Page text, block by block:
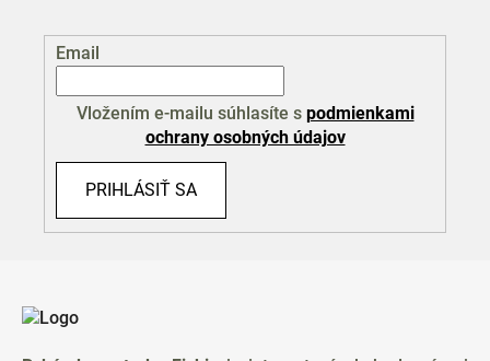
Email
Vložením e-mailu súhlasíte s podmienkami
ochrany osobných údajov
PRIHLÁSIŤ SA